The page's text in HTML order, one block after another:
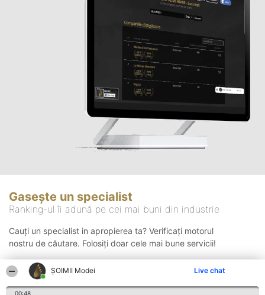
ȘOIMII Modei Live chat
00:48
Gasește un specialist
Ranking-ul îi adună pe cei mai buni din industrie
Cauți un specialist in apropierea ta? Verificați motorul
nostru de căutare. Folosiți doar cele mai bune servicii!